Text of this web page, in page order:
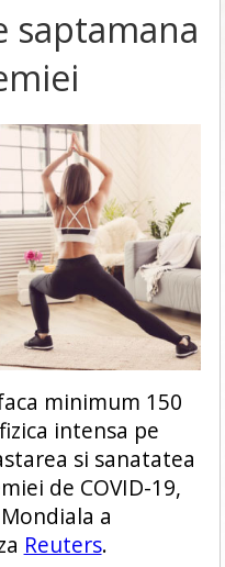
saptamana
minimum 150
intensa pe
si sanatatea
de COVID-19,
a
Reuters.